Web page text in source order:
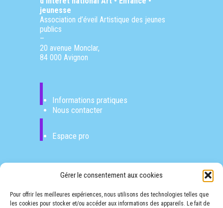
Gérer le consentement aux cookies
Pour offrir les meilleures expériences, nous utilisons des technologies telles que
les cookies pour stocker et/ou accéder aux informations des appareils. Le fait de
jeunesse
Association d’éveil Artistique des jeunes
publics
–
20 avenue Monclar,
84 000 Avignon
Informations pratiques
Nous contacter
Espace pro